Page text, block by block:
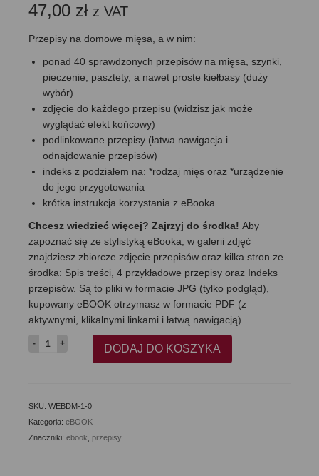
47,00 zł z VAT
Przepisy na domowe mięsa, a w nim:
ponad 40 sprawdzonych przepisów na mięsa, szynki,
pieczenie, pasztety, a nawet proste kiełbasy (duży
wybór)
zdjęcie do każdego przepisu (widzisz jak może
wyglądać efekt końcowy)
podlinkowane przepisy (łatwa nawigacja i
odnajdowanie przepisów)
indeks z podziałem na: *rodzaj mięs oraz *urządzenie
do jego przygotowania
krótka instrukcja korzystania z eBooka
Chcesz wiedzieć więcej? Zajrzyj do środka! Aby
zapoznać się ze stylistyką eBooka, w galerii zdjęć
znajdziesz zbiorcze zdjęcie przepisów oraz kilka stron ze
środka: Spis treści, 4 przykładowe przepisy oraz Indeks
przepisów. Są to pliki w formacie JPG (tylko podgląd),
kupowany eBOOK otrzymasz w formacie PDF (z
aktywnymi, klikalnymi linkami i łatwą nawigacją).
ilość
pieczenie,
pasztety
i
DODAJ DO KOSZYKA
SKU: WEBDM-1-0
Kategoria: eBOOK
Znaczniki: ebook przepisy